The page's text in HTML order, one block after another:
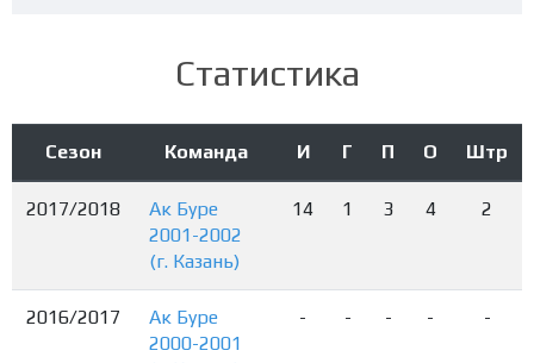
Статистика
Сезон Команда И Г П О Штр
2017/2018
Ак Буре
2001-2002
(г. Казань)
14 1 3 4 2
2016/2017
Ак Буре
2000-2001
- - - - -